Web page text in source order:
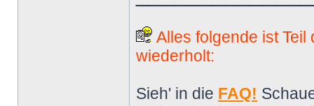
Alles folgende ist
wiederholt:
Sieh' in die FAQ!